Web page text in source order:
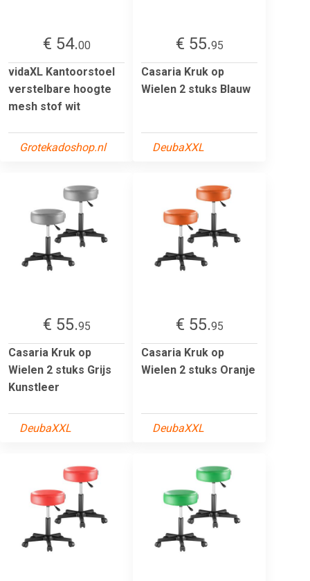
€ 54.00
vidaXL Kantoorstoel
verstelbare hoogte
mesh stof wit
Grotekadoshop.nl
€ 55.95
Casaria Kruk op
Wielen 2 stuks Blauw
DeubaXXL
€ 55.95
Casaria Kruk op
Wielen 2 stuks Grijs
Kunstleer
DeubaXXL
€ 55.95
Casaria Kruk op
Wielen 2 stuks Oranje
DeubaXXL